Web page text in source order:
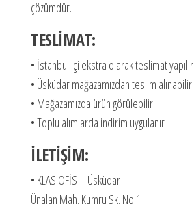
çözümdür.
TESLİMAT:
• İstanbul içi ekstra olarak teslimat yapılır
• Üsküdar mağazamızdan teslim alınabilir
• Mağazamızda ürün görülebilir
• Toplu alımlarda indirim uygulanır
İLETİŞİM:
• KLAS OFİS – Üsküdar
Ünalan Mah. Kumru Sk. No:1